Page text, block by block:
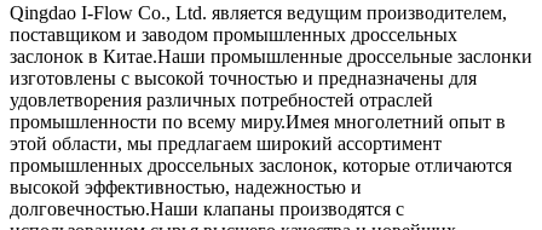
Qingdao I-Flow Co., Ltd. является ведущим производителем,
поставщиком и заводом промышленных дроссельных
заслонок в Китае.Наши промышленные дроссельные заслонки
изготовлены с высокой точностью и предназначены для
удовлетворения различных потребностей отраслей
промышленности по всему миру.Имея многолетний опыт в
этой области, мы предлагаем широкий ассортимент
промышленных дроссельных заслонок, которые отличаются
высокой эффективностью, надежностью и
долговечностью.Наши клапаны производятся с